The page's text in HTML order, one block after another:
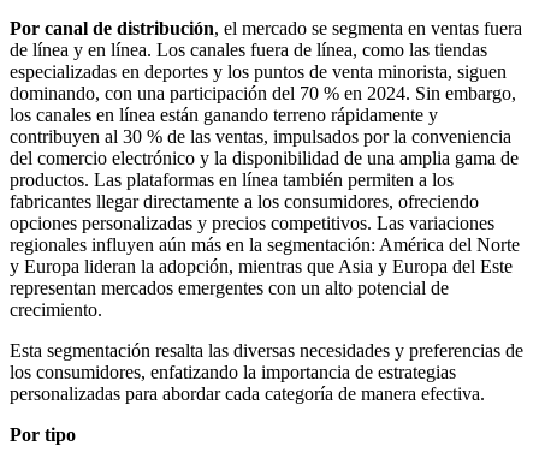
Por canal de distribución, el mercado se segmenta en ventas fuera
de línea y en línea. Los canales fuera de línea, como las tiendas
especializadas en deportes y los puntos de venta minorista, siguen
dominando, con una participación del 70 % en 2024. Sin embargo,
los canales en línea están ganando terreno rápidamente y
contribuyen al 30 % de las ventas, impulsados ​​por la conveniencia
del comercio electrónico y la disponibilidad de una amplia gama de
productos. Las plataformas en línea también permiten a los
fabricantes llegar directamente a los consumidores, ofreciendo
opciones personalizadas y precios competitivos. Las variaciones
regionales influyen aún más en la segmentación: América del Norte
y Europa lideran la adopción, mientras que Asia y Europa del Este
representan mercados emergentes con un alto potencial de
crecimiento.
Esta segmentación resalta las diversas necesidades y preferencias de
los consumidores, enfatizando la importancia de estrategias
personalizadas para abordar cada categoría de manera efectiva.
Por tipo